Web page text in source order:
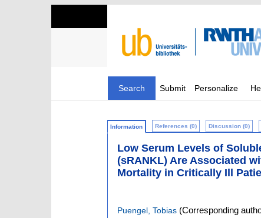
Search Submit Personalize
Information References (0) Discussion (0)
Low Serum Levels of
(sRANKL) Are Associated
Mortality in Critically Ill
Puengel, Tobias (Corresponding